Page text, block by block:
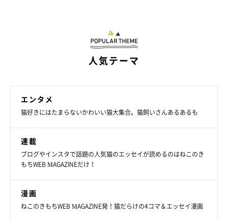
そんなみけさんですが、夜は一緒に寝ます。飼い主が布団に入り
寝入るのを、少しだけ離れた場所からずっと見ているようです。
そして、寝ているときにものすごい勢いで足にスリスリとしてく
まるで“別猫”の変化を遂げたみけさん。どんなに容姿と性格が変
ょう。
近所に現れた猫の親子を保護 家族になった母
に＠KMS3610さんの愛猫・くろさんは元保護。ある日突然、4匹の子
猫を連れて現れました。ずっと外で暮らしていたはずなのに、すっ
人気テーマ
エンタメ
猫好きにはたまらないかわいい猫大集合。猫飼いさんあるあるも
連載
ブログやインスタで話題の人気猫のエッセイが読めるのはねこのき
もちWEB MAGAZINEだけ！
漫画
ねこのきもちWEB MAGAZINE発！猫だらけの4コマ＆エッセイ漫画